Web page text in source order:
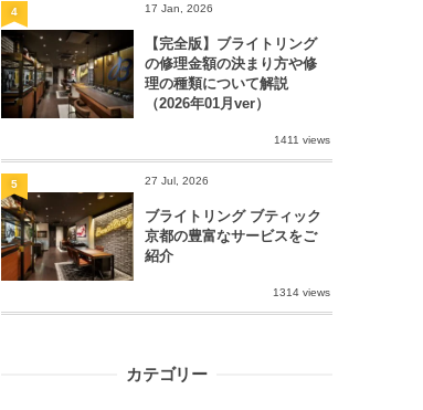
17 Jan, 2026
【完全版】ブライトリング
の修理金額の決まり方や修
理の種類について解説
（2026年01月ver）
1411 views
4
27 Jul, 2026
ブライトリング ブティック
京都の豊富なサービスをご
紹介
1314 views
5
カテゴリー